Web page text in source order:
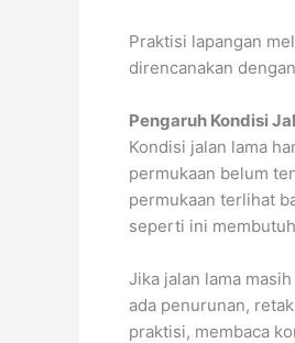
Praktisi lapangan
direncanakan
Pengaruh Kondisi
Kondisi jalan lama
permukaan belum
permukaan terlihat
seperti ini
Jika jalan lama
ada penurunan,
praktisi, membaca